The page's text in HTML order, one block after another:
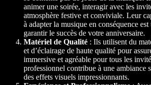
animer une soirée, interagir avec les
atmosphère festive et conviviale. Leur
à adapter la musique en conséquence
garantir le succès de votre anniversaire.
Matériel de Qualité : Ils utilisent du
et d’éclairage de haute qualité pour
immersive et agréable pour tous les
professionnel contribue à une ambiance
des effets visuels impressionnants.